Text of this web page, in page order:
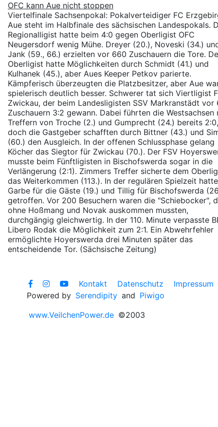
OFC kann Aue nicht stoppen
Viertelfinale Sachsenpokal: Pokalverteidiger FC
Aue steht im Halbfinale des sächsischen Landespokals.
Regionalligist hatte beim 4:0 gegen Oberligist OFC
Neugersdorf wenig Mühe. Dreyer (20.), Noveski (34.)
Jank (59., 66.) erzielten vor 660 Zuschauern die Tore.
Oberligist hatte Möglichkeiten durch Schmidt (41.) und
Kulhanek (45.), aber Aues Keeper Petkov parierte.
Kämpferisch überzeugten die Platzbesitzer, aber Aue
spielerisch deutlich besser. Schwerer tat sich Viertligist
Zwickau, der beim Landesligisten SSV Markranstädt vor
Zuschauern 3:2 gewann. Dabei führten die Westsachsen
Treffern von Troche (2.) und Gumprecht (24.) bereits 2:0,
doch die Gastgeber schafften durch Bittner (43.) und
(60.) den Ausgleich. In der offenen Schlussphase gelang
Köcher das Siegtor für Zwickau (70.). Der FSV
musste beim Fünftligisten in Bischofswerda sogar in die
Verlängerung (2:1). Zimmers Treffer sicherte dem
das Weiterkommen (113.). In der regulären Spielzeit
Garbe für die Gäste (19.) und Tillig für Bischofswerda
getroffen. Vor 200 Besuchern waren die "Schiebocker",
ohne Hoßmang und Novak auskommen mussten,
durchgängig gleichwertig. In der 110. Minute verpasste
Libero Rodak die Möglichkeit zum 2:1. Ein Abwehrfehler
ermöglichte Hoyerswerda drei Minuten später das
entscheidende Tor. (Sächsische Zeitung)
Kontakt Datenschutz
Impressum
Powered by Serendipity and Piwigo
www.VeilchenPower.de ©2003